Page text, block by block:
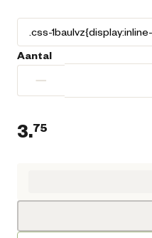
Aantal
−
3.75